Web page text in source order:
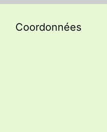
Coordonnées